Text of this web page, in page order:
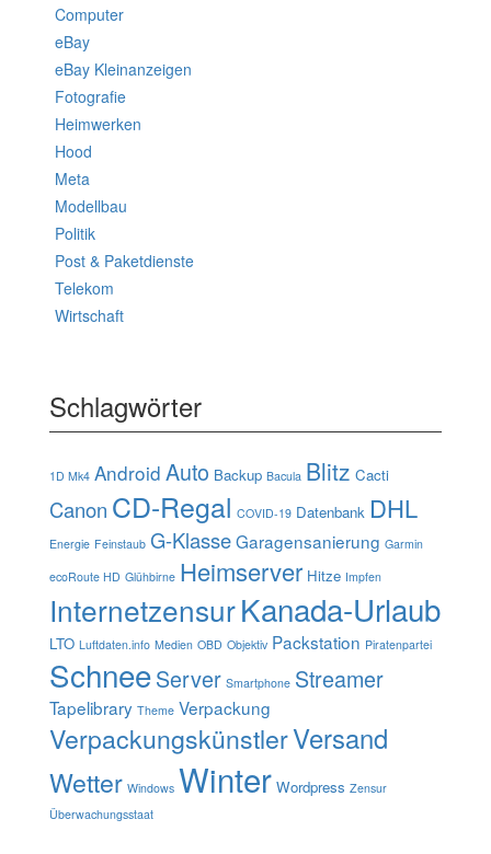
Computer
eBay
eBay Kleinanzeigen
Fotografie
Heimwerken
Hood
Meta
Modellbau
Politik
Post & Paketdienste
Telekom
Wirtschaft
Schlagwörter
1D Mk4 Android Auto Backup Bacula Blitz Cacti
Canon CD-Regal COVID-19 Datenbank DHL
Energie Feinstaub G-KlasseGaragensanierung Garmin
ecoRoute HD Glühbirne Heimserver Hitze Impfen
InternetzensurKanada-Urlaub
LTO Luftdaten.info Medien OBD Objektiv Packstation Piratenpartei
SchneeServer Smartphone Streamer
Tapelibrary Theme Verpackung
VerpackungskünstlerVersand
Wetter Windows Winter Wordpress Zensur
Überwachungsstaat